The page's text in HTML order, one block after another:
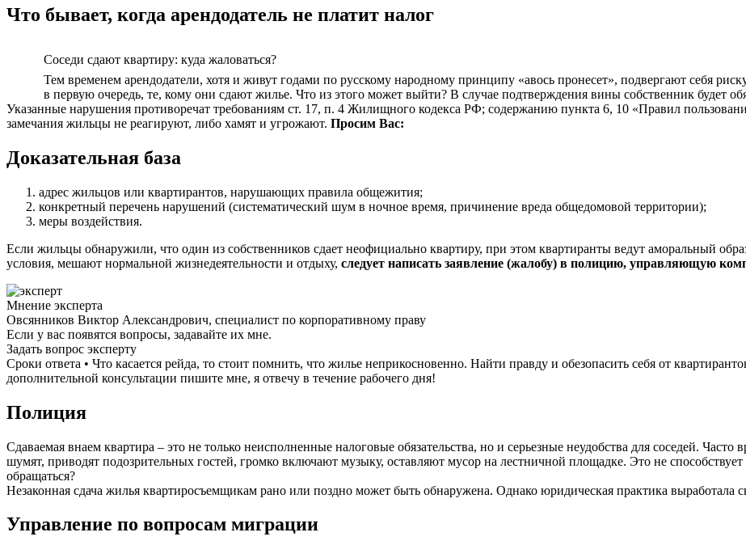
Что бывает, когда арендодатель не платит налог
Соседи сдают квартиру: куда жаловаться?
Тем временем арендодатели, хотя и живут годами по русскому народному принципу «авось пронесет», подвергают себя
в первую очередь, те, кому они сдают жилье. Что из этого может выйти? В случае подтверждения вины собственник будет
Указанные нарушения противоречат требованиям ст. 17, п. 4 Жилищного кодекса РФ; содержанию пункта 6, 10 «Правил
замечания жильцы не реагируют, либо хамят и угрожают. Просим Вас:
Доказательная база
адрес жильцов или квартирантов, нарушающих правила общежития;
конкретный перечень нарушений (систематический шум в ночное время, причинение вреда общедомовой территории);
меры воздействия.
Если жильцы обнаружили, что один из собственников сдает неофициально квартиру, при этом квартиранты ведут аморальный
условия, мешают нормальной жизнедеятельности и отдыху, следует написать заявление (жалобу) в полицию, управляющую
Мнение эксперта
Овсянников Виктор Александрович, специалист по корпоративному праву
Если у вас появятся вопросы, задавайте их мне.
Задать вопрос эксперту
Сроки ответа • Что касается рейда, то стоит помнить, что жилье неприкосновенно. Найти правду и обезопасить себя от
дополнительной консультации пишите мне, я отвечу в течение рабочего дня!
Полиция
Сдаваемая внаем квартира – это не только неисполненные налоговые обязательства, но и серьезные неудобства для соседей.
шумят, приводят подозрительных гостей, громко включают музыку, оставляют мусор на лестничной площадке. Это не
обращаться?
Незаконная сдача жилья квартиросъемщикам рано или поздно может быть обнаружена. Однако юридическая практика выработала
Управление по вопросам миграции